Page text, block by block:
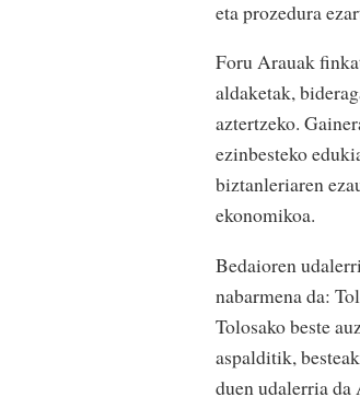
eta prozedura
Foru Arauak
aldaketak,
aztertzeko.
ezinbesteko
biztanleriaren
ekonomikoa.
Bedaioren
nabarmena da:
Tolosako beste
aspalditik,
duen udalerria da